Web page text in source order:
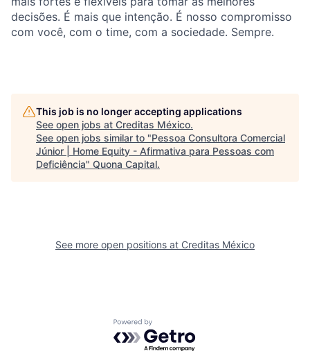
decisões. É mais que intenção. É nosso compromisso
com você, com o time, com a sociedade. Sempre.
This job is no longer accepting applications
See open jobs at Creditas México.
See open jobs similar to "Pessoa Consultora Comercial
Júnior | Home Equity - Afirmativa para Pessoas com
Deficiência" Quona Capital.
See more open positions at Creditas México
Powered by Getro.com